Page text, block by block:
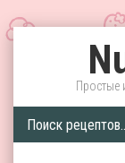
Простые